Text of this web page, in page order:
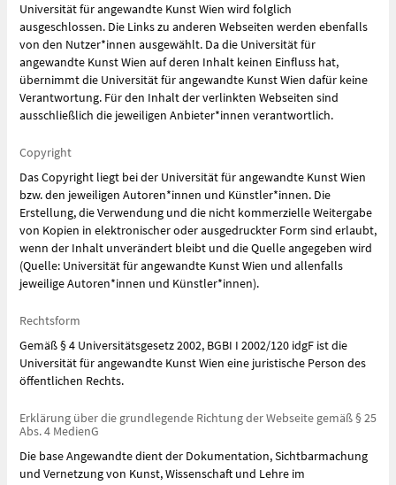
Universität für angewandte Kunst Wien wird folglich
ausgeschlossen. Die Links zu anderen Webseiten werden ebenfalls
von den Nutzer*innen ausgewählt. Da die Universität für
angewandte Kunst Wien auf deren Inhalt keinen Einfluss hat,
übernimmt die Universität für angewandte Kunst Wien dafür keine
Verantwortung. Für den Inhalt der verlinkten Webseiten sind
ausschließlich die jeweiligen Anbieter*innen verantwortlich.
Copyright
Das Copyright liegt bei der Universität für angewandte Kunst Wien
bzw. den jeweiligen Autoren*innen und Künstler*innen. Die
Erstellung, die Verwendung und die nicht kommerzielle Weitergabe
von Kopien in elektronischer oder ausgedruckter Form sind erlaubt,
wenn der Inhalt unverändert bleibt und die Quelle angegeben wird
(Quelle: Universität für angewandte Kunst Wien und allenfalls
jeweilige Autoren*innen und Künstler*innen).
Rechtsform
Gemäß § 4 Universitätsgesetz 2002, BGBI I 2002/120 idgF ist die
Universität für angewandte Kunst Wien eine juristische Person des
öffentlichen Rechts.
Erklärung über die grundlegende Richtung der Webseite gemäß § 25
Abs. 4 MedienG
Die base Angewandte dient der Dokumentation, Sichtbarmachung
und Vernetzung von Kunst, Wissenschaft und Lehre im